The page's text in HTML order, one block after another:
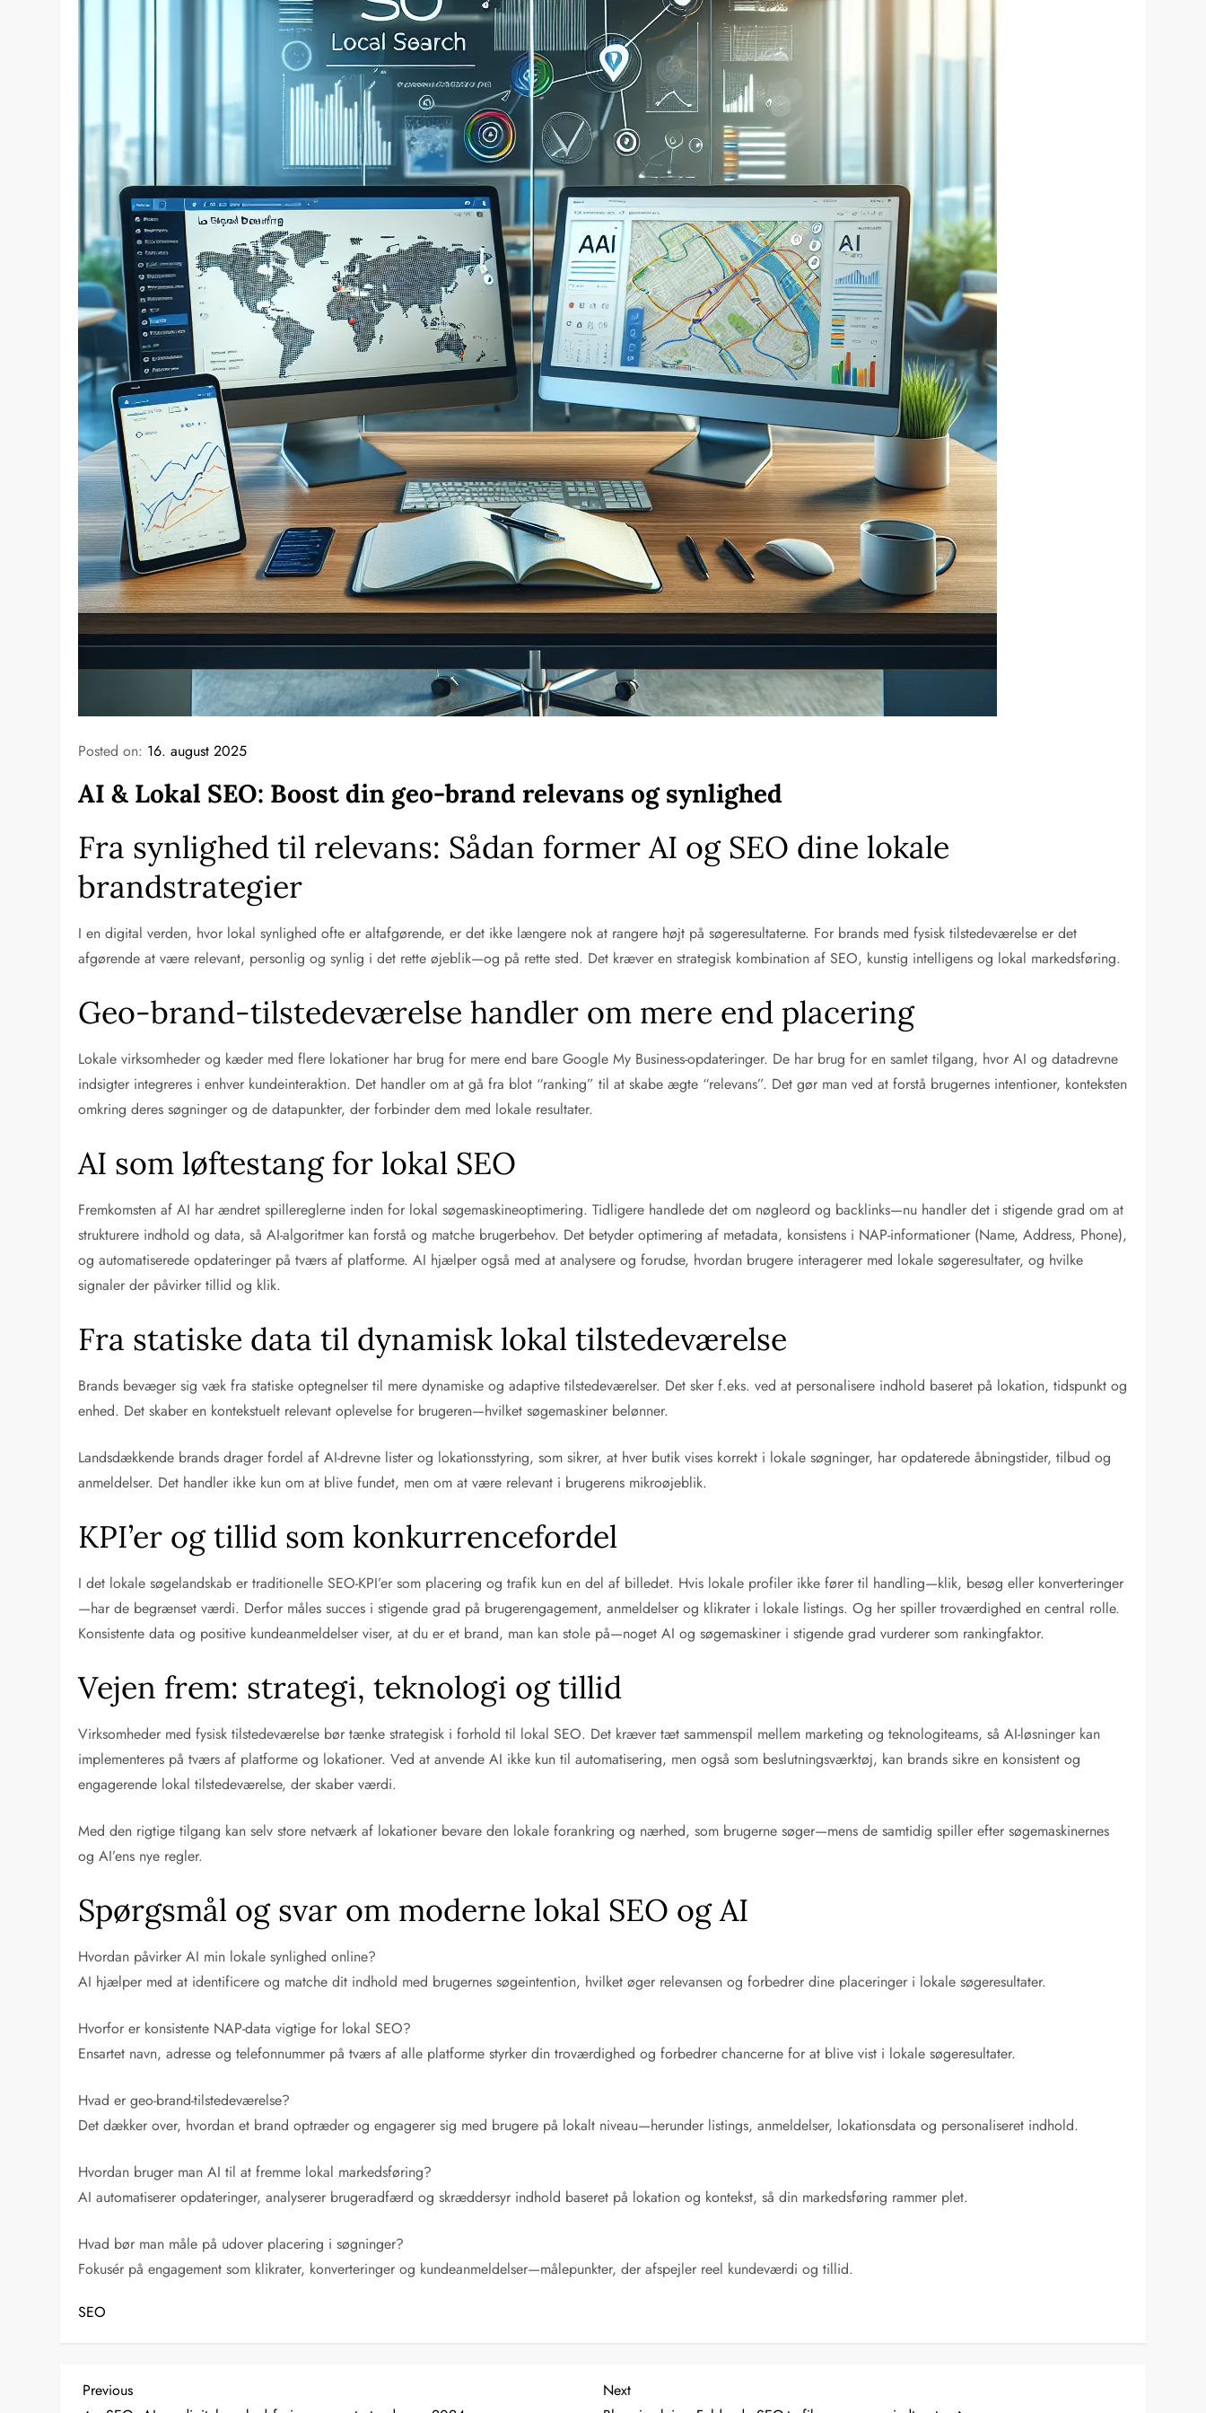
Posted on: 16. august 2025
AI & Lokal SEO: Boost din geo-brand relevans og synlighed
Fra synlighed til relevans: Sådan former AI og SEO dine lokale
brandstrategier
I en digital verden, hvor lokal synlighed ofte er altafgørende, er det ikke længere nok at rangere højt på søgeresultaterne. For brands med fysisk tilstedeværelse er det
afgørende at være relevant, personlig og synlig i det rette øjeblik—og på rette sted. Det kræver en strategisk kombination af SEO, kunstig intelligens og lokal markedsføring.
Geo-brand-tilstedeværelse handler om mere end placering
Lokale virksomheder og kæder med flere lokationer har brug for mere end bare Google My Business-opdateringer. De har brug for en samlet tilgang, hvor AI og datadrevne
indsigter integreres i enhver kundeinteraktion. Det handler om at gå fra blot “ranking” til at skabe ægte “relevans”. Det gør man ved at forstå brugernes intentioner, konteksten
omkring deres søgninger og de datapunkter, der forbinder dem med lokale resultater.
AI som løftestang for lokal SEO
Fremkomsten af AI har ændret spillereglerne inden for lokal søgemaskineoptimering. Tidligere handlede det om nøgleord og backlinks—nu handler det i stigende grad om at
strukturere indhold og data, så AI-algoritmer kan forstå og matche brugerbehov. Det betyder optimering af metadata, konsistens i NAP-informationer (Name, Address, Phone),
og automatiserede opdateringer på tværs af platforme. AI hjælper også med at analysere og forudse, hvordan brugere interagerer med lokale søgeresultater, og hvilke
signaler der påvirker tillid og klik.
Fra statiske data til dynamisk lokal tilstedeværelse
Brands bevæger sig væk fra statiske optegnelser til mere dynamiske og adaptive tilstedeværelser. Det sker f.eks. ved at personalisere indhold baseret på lokation, tidspunkt og
enhed. Det skaber en kontekstuelt relevant oplevelse for brugeren—hvilket søgemaskiner belønner.
Landsdækkende brands drager fordel af AI-drevne lister og lokationsstyring, som sikrer, at hver butik vises korrekt i lokale søgninger, har opdaterede åbningstider, tilbud og
anmeldelser. Det handler ikke kun om at blive fundet, men om at være relevant i brugerens mikroøjeblik.
KPI’er og tillid som konkurrencefordel
I det lokale søgelandskab er traditionelle SEO-KPI’er som placering og trafik kun en del af billedet. Hvis lokale profiler ikke fører til handling—klik, besøg eller konverteringer
—har de begrænset værdi. Derfor måles succes i stigende grad på brugerengagement, anmeldelser og klikrater i lokale listings. Og her spiller troværdighed en central rolle.
Konsistente data og positive kundeanmeldelser viser, at du er et brand, man kan stole på—noget AI og søgemaskiner i stigende grad vurderer som rankingfaktor.
Vejen frem: strategi, teknologi og tillid
Virksomheder med fysisk tilstedeværelse bør tænke strategisk i forhold til lokal SEO. Det kræver tæt sammenspil mellem marketing og teknologiteams, så AI-løsninger kan
implementeres på tværs af platforme og lokationer. Ved at anvende AI ikke kun til automatisering, men også som beslutningsværktøj, kan brands sikre en konsistent og
engagerende lokal tilstedeværelse, der skaber værdi.
Med den rigtige tilgang kan selv store netværk af lokationer bevare den lokale forankring og nærhed, som brugerne søger—mens de samtidig spiller efter søgemaskinernes
og AI’ens nye regler.
Spørgsmål og svar om moderne lokal SEO og AI
Hvordan påvirker AI min lokale synlighed online?
AI hjælper med at identificere og matche dit indhold med brugernes søgeintention, hvilket øger relevansen og forbedrer dine placeringer i lokale søgeresultater.
Hvorfor er konsistente NAP-data vigtige for lokal SEO?
Ensartet navn, adresse og telefonnummer på tværs af alle platforme styrker din troværdighed og forbedrer chancerne for at blive vist i lokale søgeresultater.
Hvad er geo-brand-tilstedeværelse?
Det dækker over, hvordan et brand optræder og engagerer sig med brugere på lokalt niveau—herunder listings, anmeldelser, lokationsdata og personaliseret indhold.
Hvordan bruger man AI til at fremme lokal markedsføring?
AI automatiserer opdateringer, analyserer brugeradfærd og skræddersyr indhold baseret på lokation og kontekst, så din markedsføring rammer plet.
Hvad bør man måle på udover placering i søgninger?
Fokusér på engagement som klikrater, konverteringer og kundeanmeldelser—målepunkter, der afspejler reel kundeværdi og tillid.
SEO
I
Previous
Previous
Next
Next